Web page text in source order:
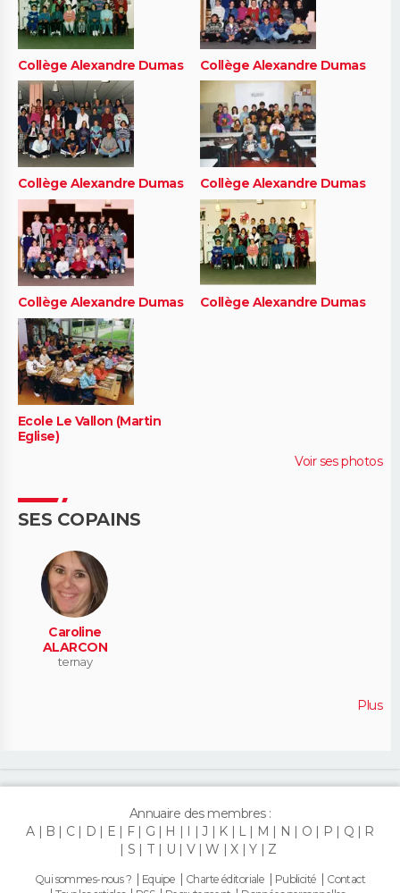
Collège Alexandre Dumas Collège Alexandre Dumas
Collège Alexandre Dumas Collège Alexandre Dumas
Collège Alexandre Dumas Collège Alexandre Dumas
Ecole Le Vallon (Martin
Eglise)
Voir ses photos
SES COPAINS
Caroline
ALARCON
ternay
Plus
Annuaire des membres :
A
B C D E F G H I J K L M N O P Q
R
S
T U V W X Y Z
Qui sommes-nous ? Equipe Charte éditoriale Publicité
Contact